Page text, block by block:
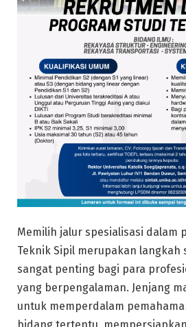
Memilih jalur spesialisasi dalam
Teknik Sipil merupakan langkah
sangat penting bagi para
yang berpengalaman. Jenjang
untuk memperdalam